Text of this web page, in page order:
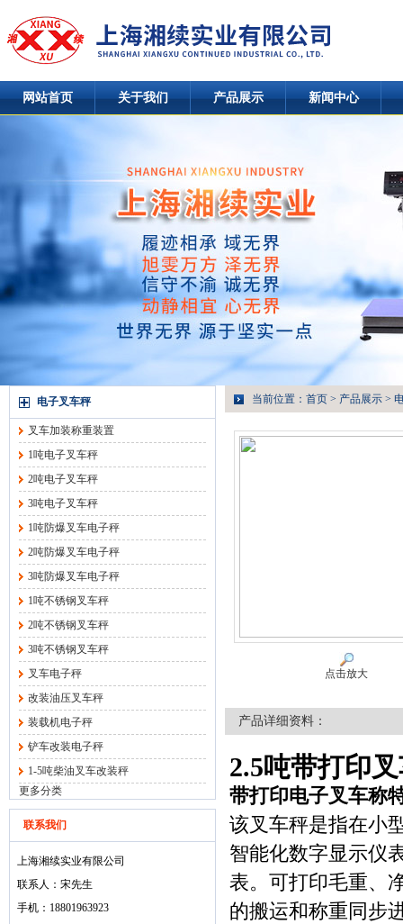
网站首页 关于我们 产品展示 新闻中心
电子叉车秤
叉车加装称重装置
1吨电子叉车秤
2吨电子叉车秤
3吨电子叉车秤
1吨防爆叉车电子秤
2吨防爆叉车电子秤
3吨防爆叉车电子秤
1吨不锈钢叉车秤
2吨不锈钢叉车秤
3吨不锈钢叉车秤
叉车电子秤
改装油压叉车秤
装载机电子秤
铲车改装电子秤
1-5吨柴油叉车改装秤
更多分类
联系我们
上海湘续实业有限公司
联系人：宋先生
手机：18801963923
当前位置： 首页 > 产品展示 >
点击放大
产品详细资料：
2.5吨带打印
带打印电子叉车称
该叉车秤是指在小
智能化数字显示仪
表。可打印毛重、
的搬运和称重同步